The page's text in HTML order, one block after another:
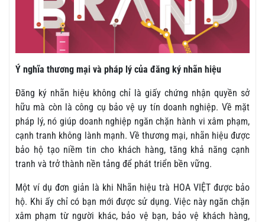
Ý nghĩa thương mại và pháp lý của đăng ký nhãn hiệu
Đăng ký nhãn hiệu không chỉ là giấy chứng nhận quyền sở
hữu mà còn là công cụ bảo vệ uy tín doanh nghiệp. Về mặt
pháp lý, nó giúp doanh nghiệp ngăn chặn hành vi xâm phạm,
cạnh tranh không lành mạnh. Về thương mại, nhãn hiệu được
bảo hộ tạo niềm tin cho khách hàng, tăng khả năng cạnh
tranh và trở thành nền tảng để phát triển bền vững.
Một ví dụ đơn giản là khi Nhãn hiệu trà HOA VIỆT được bảo
hộ. Khi ấy chỉ có bạn mới được sử dụng. Việc này ngăn chặn
xâm phạm từ người khác, bảo vệ bạn, bảo vệ khách hàng,